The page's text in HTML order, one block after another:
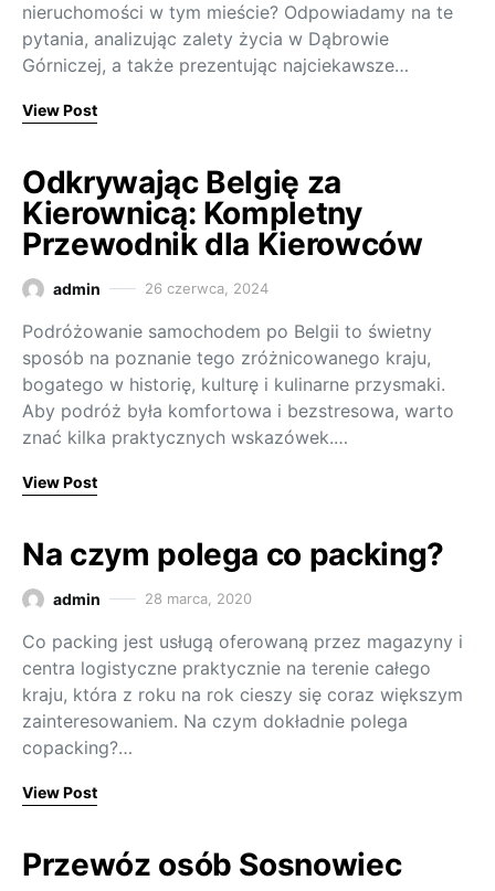
nieruchomości w tym mieście? Odpowiadamy na te
pytania, analizując zalety życia w Dąbrowie
Górniczej, a także prezentując najciekawsze…
View Post
Odkrywając Belgię za
Kierownicą: Kompletny
Przewodnik dla Kierowców
admin 26 czerwca, 2024
Podróżowanie samochodem po Belgii to świetny
sposób na poznanie tego zróżnicowanego kraju,
bogatego w historię, kulturę i kulinarne przysmaki.
Aby podróż była komfortowa i bezstresowa, warto
znać kilka praktycznych wskazówek.…
View Post
Na czym polega co packing?
admin 28 marca, 2020
Co packing jest usługą oferowaną przez magazyny i
centra logistyczne praktycznie na terenie całego
kraju, która z roku na rok cieszy się coraz większym
zainteresowaniem. Na czym dokładnie polega
copacking?…
View Post
Przewóz osób Sosnowiec